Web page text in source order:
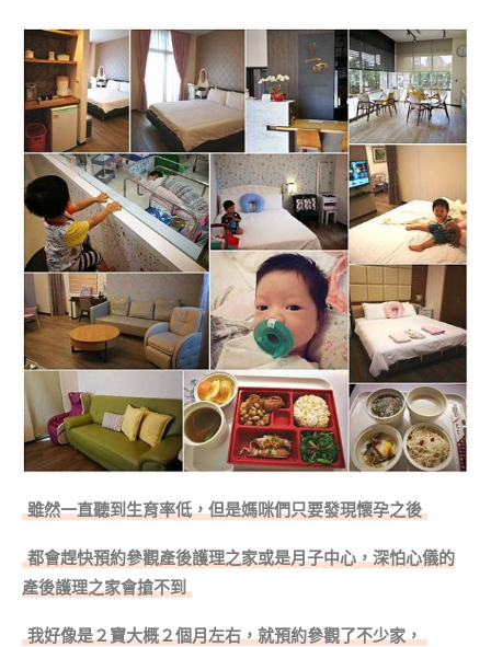
雖然一直聽到生育率低，但是媽咪們只要發現懷孕之後
都會趕快預約參觀產後護理之家或是月子中心，深怕心儀的
產後護理之家會搶不到
我好像是２寶大概２個月左右，就預約參觀了不少家，